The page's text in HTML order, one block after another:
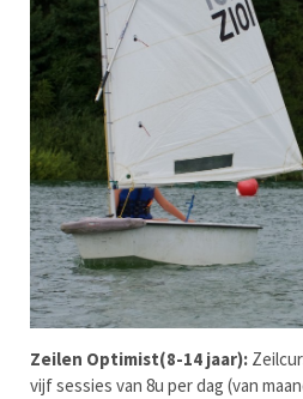
Zeilen Optimist(8-14 jaar):
vijf sessies van 8u per dag (van